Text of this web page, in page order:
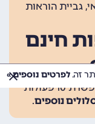
גביית הוראות
חינם
ההצטרפות אינה כרוכה בתשלום, ומאפשרת 10 פעולות
נוספים.
לפרטים נוספים »